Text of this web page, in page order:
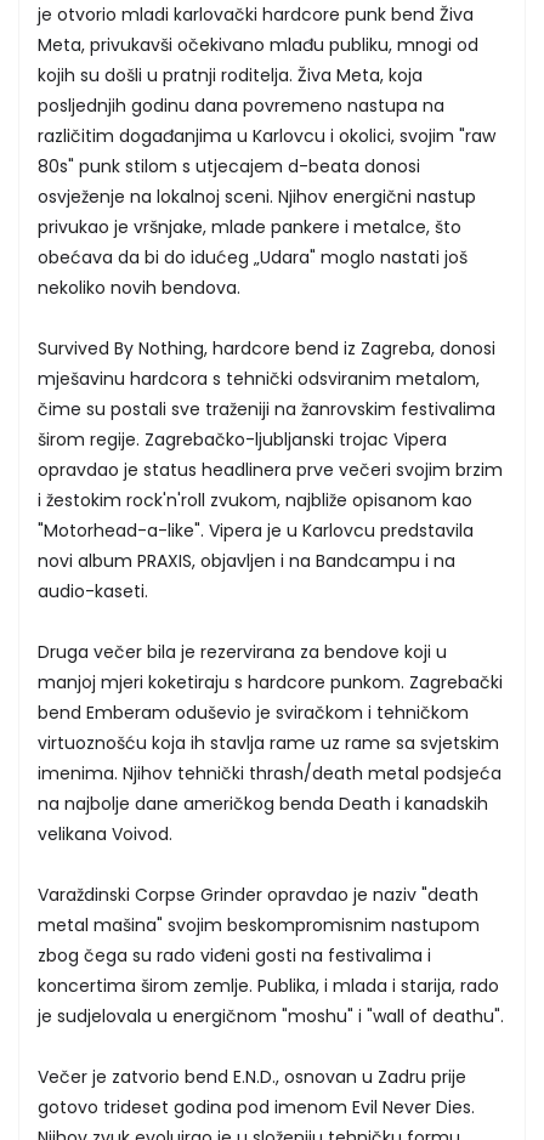
je otvorio mladi karlovački hardcore punk bend Živa
Meta, privukavši očekivano mlađu publiku, mnogi od
kojih su došli u pratnji roditelja. Živa Meta, koja
posljednjih godinu dana povremeno nastupa na
različitim događanjima u Karlovcu i okolici, svojim "raw
80s" punk stilom s utjecajem d-beata donosi
osvježenje na lokalnoj sceni. Njihov energični nastup
privukao je vršnjake, mlade pankere i metalce, što
obećava da bi do idućeg „Udara" moglo nastati još
nekoliko novih bendova.
Survived By Nothing, hardcore bend iz Zagreba, donosi
mješavinu hardcora s tehnički odsviranim metalom,
čime su postali sve traženiji na žanrovskim festivalima
širom regije. Zagrebačko-ljubljanski trojac Vipera
opravdao je status headlinera prve večeri svojim brzim
i žestokim rock'n'roll zvukom, najbliže opisanom kao
"Motorhead-a-like". Vipera je u Karlovcu predstavila
novi album PRAXIS, objavljen i na Bandcampu i na
audio-kaseti.
Druga večer bila je rezervirana za bendove koji u
manjoj mjeri koketiraju s hardcore punkom. Zagrebački
bend Emberam oduševio je sviračkom i tehničkom
virtuoznošću koja ih stavlja rame uz rame sa svjetskim
imenima. Njihov tehnički thrash/death metal podsjeća
na najbolje dane američkog benda Death i kanadskih
velikana Voivod.
Varaždinski Corpse Grinder opravdao je naziv "death
metal mašina" svojim beskompromisnim nastupom
zbog čega su rado viđeni gosti na festivalima i
koncertima širom zemlje. Publika, i mlada i starija, rado
je sudjelovala u energičnom "moshu" i "wall of deathu".
Večer je zatvorio bend E.N.D., osnovan u Zadru prije
gotovo trideset godina pod imenom Evil Never Dies.